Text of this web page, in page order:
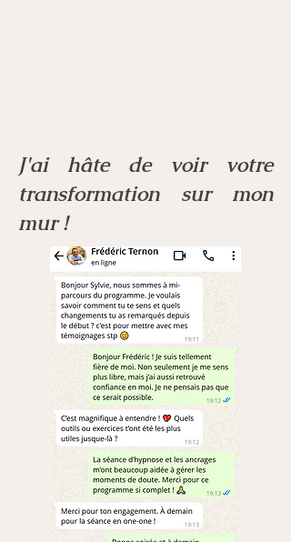
J'ai hâte de voir votre
transformation sur mon
mur !